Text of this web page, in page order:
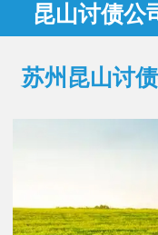
昆山讨债公
苏州昆山讨